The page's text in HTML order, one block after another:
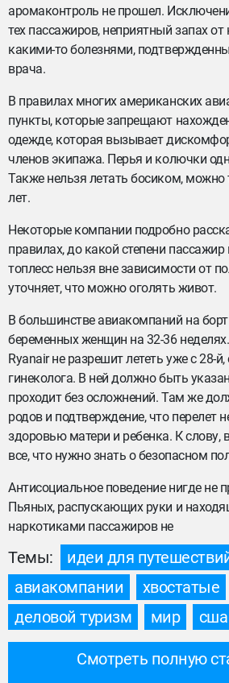
аромаконтроль не прошел.
тех пассажиров, неприятный запах
какими-то болезнями,
врача.
В правилах многих американских
пункты, которые запрещают
одежде, которая вызывает
членов экипажа. Перья и колючки
Также нельзя летать босиком,
лет.
Некоторые компании подробно
правилах, до какой степени
топлесс нельзя вне зависимости от
уточняет, что можно оголять живот.
В большинстве авиакомпаний на
беременных женщин на 32-36
Ryanair не разрешит лететь уже с 28-
гинеколога. В ней должно быть
проходит без осложнений. Там же
родов и подтверждение, что перелет
здоровью матери и ребенка. К слову,
все, что нужно знать о безопасном
Антисоциальное поведение нигде не
Пьяных, распускающих руки и
наркотиками пассажиров не
Темы: идеи для
авиакомпании
хвостатые
деловой туризм
мир сша
Смотреть полную